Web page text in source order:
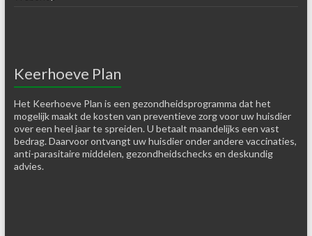
Keerhoeve Plan
Het Keerhoeve Plan is een gezondheidsprogramma dat het
mogelijk maakt de kosten van preventieve zorg voor uw huisdier
over een heel jaar te spreiden. U betaalt maandelijks een vast
bedrag. Daarvoor ontvangt uw huisdier onder andere vaccinaties,
anti-parasitaire middelen, gezondheidschecks en deskundig
advies.